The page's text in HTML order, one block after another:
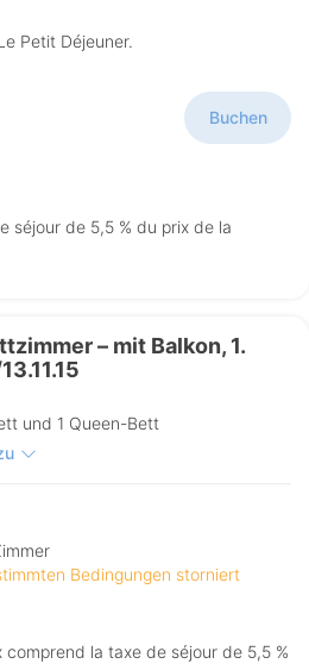
Petit Déjeuner.
Buchen
séjour de 5,5 % du prix de la
– mit Balkon, 1.
und 1 Queen-Bett
Bedingungen storniert
comprend la taxe de séjour de 5,5 %